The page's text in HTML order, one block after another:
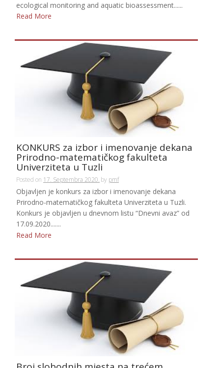
ecological monitoring and aquatic bioassessment......
Read More
KONKURS za izbor i imenovanje dekana
Prirodno-matematičkog fakulteta
Univerziteta u Tuzli
Posted on 17. Septembra 2020. by pmf
Objavljen je konkurs za izbor i imenovanje dekana
Prirodno-matematičkog fakulteta Univerziteta u Tuzli.
Konkurs je objavljen u dnevnom listu “Dnevni avaz” od
17.09.2020.......
Read More